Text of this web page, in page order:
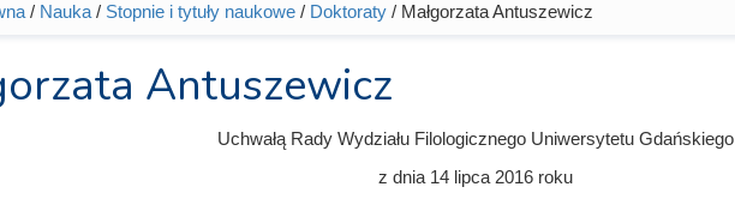
tutaj
/ Nauka/ Stopnie i tytuły naukowe/ Doktoraty/ Małgorzata Antuszewicz
Antuszewicz
Uchwałą Rady Wydziału Filologicznego Uniwersytetu Gdańskiego
z dnia 14 lipca 2016 roku